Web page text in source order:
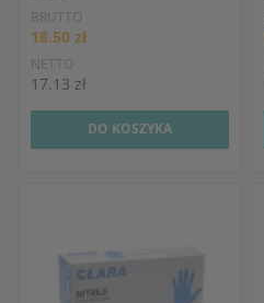
BRUTTO
18.50 zł
NETTO
17.13 zł
DO KOSZYKA